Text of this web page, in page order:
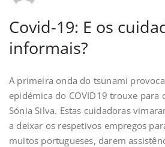
Covid-19: E os
informais?
A primeira onda do tsunami
epidémica do COVID19 trouxe para
Sónia Silva. Estas cuidadoras
a deixar os respetivos empregos
muitos portugueses, darem